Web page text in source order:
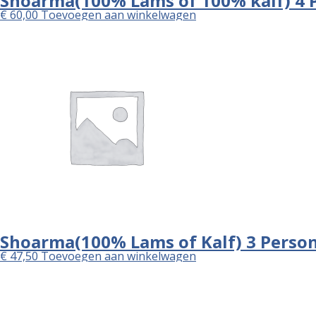
€60,00Toevoegen aan winkelwagen
Shoarma(100% Lams of Kalf) 3
€47,50Toevoegen aan winkelwagen